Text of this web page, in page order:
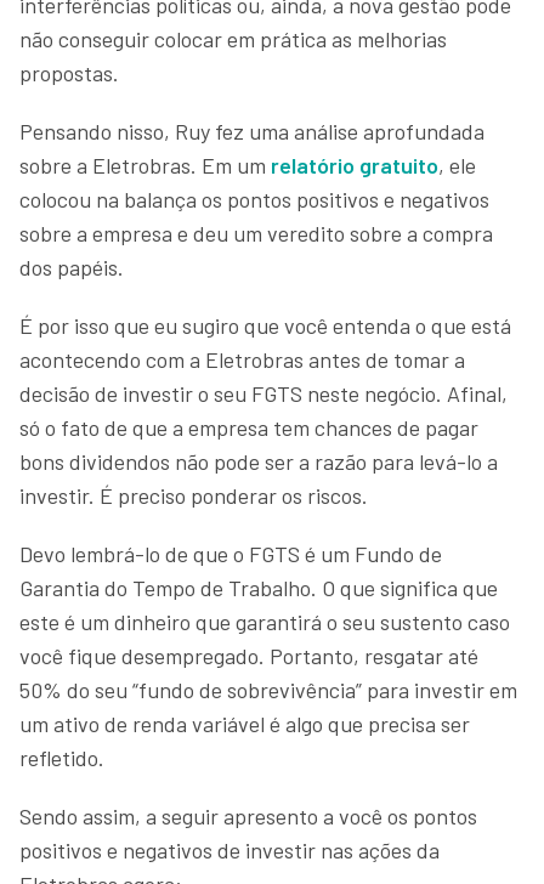
não conseguir colocar em prática as melhorias
propostas.
Pensando nisso, Ruy fez uma análise aprofundada
sobre a Eletrobras. Em um relatório gratuito, ele
colocou na balança os pontos positivos e negativos
sobre a empresa e deu um veredito sobre a compra
dos papéis.
É por isso que eu sugiro que você entenda o que está
acontecendo com a Eletrobras antes de tomar a
decisão de investir o seu FGTS neste negócio. Afinal,
só o fato de que a empresa tem chances de pagar
bons dividendos não pode ser a razão para levá-lo a
investir. É preciso ponderar os riscos.
Devo lembrá-lo de que o FGTS é um Fundo de
Garantia do Tempo de Trabalho. O que significa que
este é um dinheiro que garantirá o seu sustento caso
você fique desempregado. Portanto, resgatar até
50% do seu “fundo de sobrevivência” para investir em
um ativo de renda variável é algo que precisa ser
refletido.
Sendo assim, a seguir apresento a você os pontos
positivos e negativos de investir nas ações da